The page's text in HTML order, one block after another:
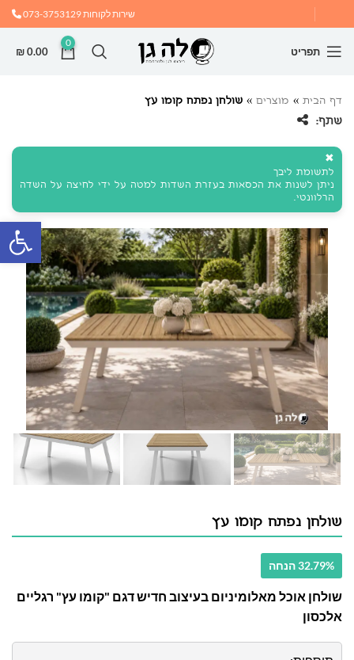
שירות לקוחות073-3753129
תפריט
0
₪0.00
דף הבית » מוצרים » שולחן נפתח קומו עץ
שתף:
✖
לתשומת ליבך
ניתן לשנות את הכסאות בעזרת השדות למטה על ידי לחיצה על השדה
הרלוונטי.
שולחן נפתח קומו עץ
32.79% הנחה
שולחן אוכל מאלומיניום בעיצוב חדיש דגם "קומו עץ" רגליים
אלכסון